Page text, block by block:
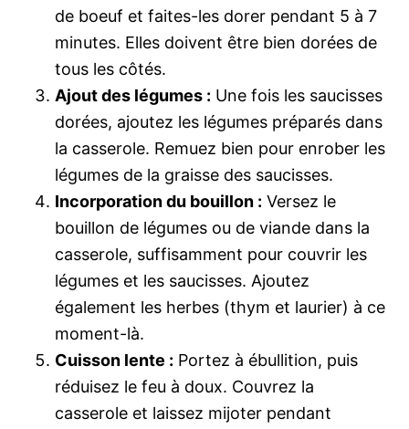
de boeuf et faites-les dorer pendant 5 à 7
minutes. Elles doivent être bien dorées de
tous les côtés.
Ajout des légumes : Une fois les saucisses
dorées, ajoutez les légumes préparés dans
la casserole. Remuez bien pour enrober les
légumes de la graisse des saucisses.
Incorporation du bouillon : Versez le
bouillon de légumes ou de viande dans la
casserole, suffisamment pour couvrir les
légumes et les saucisses. Ajoutez
également les herbes (thym et laurier) à ce
moment-là.
Cuisson lente : Portez à ébullition, puis
réduisez le feu à doux. Couvrez la
casserole et laissez mijoter pendant